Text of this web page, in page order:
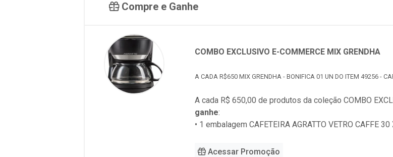
Compre e Ganhe
COMBO EXCLUSIVO E-COMMERCE MIX GRENDHA
A CADA R$650 MIX GRENDHA - BONIFICA 01 UN DO ITEM 49256 -
A cada R$ 650,00 de produtos da coleçãoCOMBO
ganhe:
• 1 embalagem CAFETEIRA AGRATTO VETRO CAFFE
Acessar Promoção